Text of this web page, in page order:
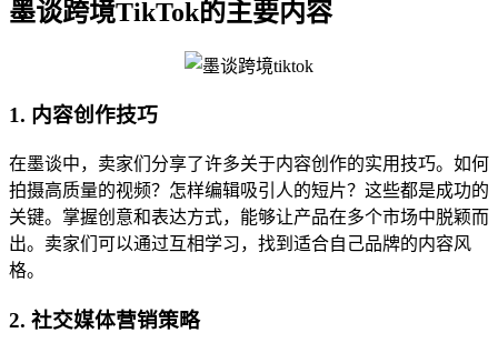
墨谈跨境TikTok的主要内容
1. 内容创作技巧
在墨谈中，卖家们分享了许多关于内容创作的实用技巧。如何
拍摄高质量的视频？怎样编辑吸引人的短片？这些都是成功的
关键。掌握创意和表达方式，能够让产品在多个市场中脱颖而
出。卖家们可以通过互相学习，找到适合自己品牌的内容风
格。
2. 社交媒体营销策略